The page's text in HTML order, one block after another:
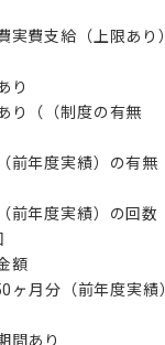
実費支給（上限あり
り
り（（制度の有無
前年度実績）の有無
前年度実績）の回数
額
ヶ月分（前年度実績
間あり